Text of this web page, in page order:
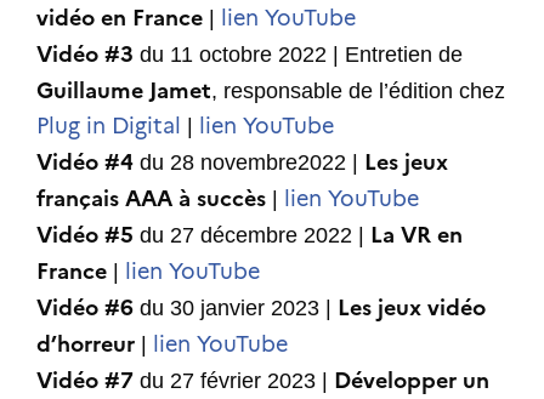
vidéo en France
lien YouTube
Vidéo #3 du 11 octobre 2022 | Entretien de
Guillaume Jamet, responsable de l’édition chez
Plug in Digital lien YouTube
Vidéo #4 du 28 novembre2022 | Les jeux
français AAA à succès
lien YouTube
Vidéo #5 du 27 décembre 2022 | La VR en
France
lien YouTube
Vidéo #6 du 30 janvier 2023 | Les jeux vidéo
d’horreur
lien YouTube
Vidéo #7 du 27 février 2023 |
Développer un